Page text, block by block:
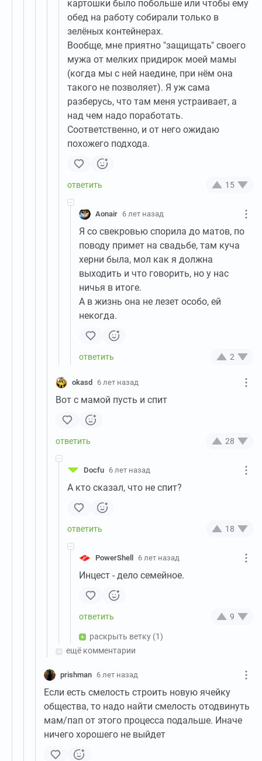
картошки было побольше или чтобы ему
обед на работу собирали только в
зелёных контейнерах.
Вообще, мне приятно "защищать" своего
мужа от мелких придирок моей мамы
(когда мы с ней наедине, при нём она
такого не позволяет). Я уж сама
разберусь, что там меня устраивает, а
над чем надо поработать.
Соответственно, и от него ожидаю
похожего подхода.
15
Aonair 6 лет назад
Я со свекровью спорила до матов, по
поводу примет на свадьбе, там куча
херни была, мол как я должна
выходить и что говорить, но у нас
ничья в итоге.
А в жизнь она не лезет особо, ей
некогда.
2
okasd 6 лет назад
Вот с мамой пусть и спит
28
Docfu 6 лет назад
А кто сказал, что не спит?
18
PowerShell 6 лет назад
Инцест - дело семейное.
9
раскрыть ветку (1)
ещё комментарии
prishman 6 лет назад
Если есть смелость строить новую ячейку
общества, то надо найти смелость отодвинуть
мам/пап от этого процесса подальше. Иначе
ничего хорошего не выйдет